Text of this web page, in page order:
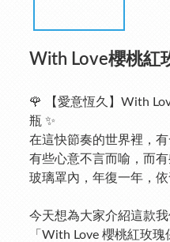
With Love櫻桃紅
🌹 【愛意恆久】With
瓶 ✨
在這快節奏的世界裡，
有些心意不言而喻，而
玻璃罩內，年復一年，
今天想為大家介紹這款
「With Love 櫻桃紅玫瑰